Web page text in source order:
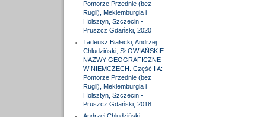
Pomorze Przednie (bez
Rugii), Meklemburgia i
Holsztyn, Szczecin -
Pruszcz Gdański, 2020
Tadeusz Białecki, Andrzej
Chludziński, SŁOWIAŃSKIE
NAZWY GEOGRAFICZNE
W NIEMCZECH. Część I A:
Pomorze Przednie (bez
Rugii), Meklemburgia i
Holsztyn, Szczecin -
Pruszcz Gdański, 2018